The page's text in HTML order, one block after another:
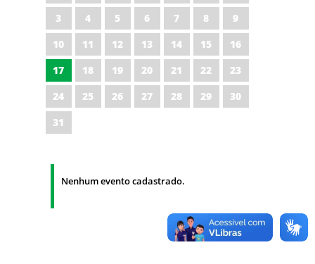
3
4 5 6 7 8
9
10
11 12 13 14 15
16
17
18 19 20 21 22
23
24
25 26 27 28 29
30
31
Nenhum evento cadastrado.